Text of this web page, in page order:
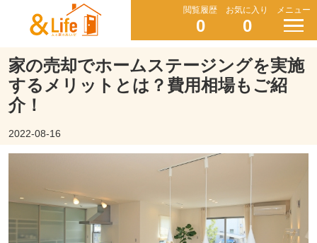
閲覧履歴
0
お気に入り
0
メニュー
家の売却でホームステージングを実施
するメリットとは？費用相場もご紹
介！
2022-08-16